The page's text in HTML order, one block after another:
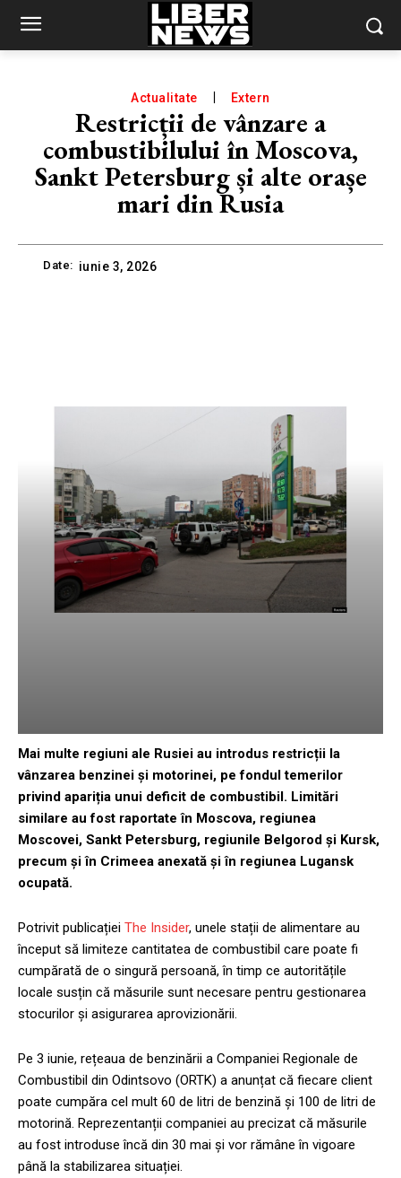
Actualitate Extern
Restricții de vânzare a
combustibilului în Moscova,
Sankt Petersburg și alte orașe
mari din Rusia
Date: iunie 3, 2026
Mai multe regiuni ale Rusiei au introdus restricții la
vânzarea benzinei și motorinei, pe fondul temerilor
privind apariția unui deficit de combustibil. Limitări
similare au fost raportate în Moscova, regiunea
Moscovei, Sankt Petersburg, regiunile Belgorod și Kursk,
precum și în Crimeea anexată și în regiunea Lugansk
ocupată.
Potrivit publicației The Insider, unele stații de alimentare au
început să limiteze cantitatea de combustibil care poate fi
cumpărată de o singură persoană, în timp ce autoritățile
locale susțin că măsurile sunt necesare pentru gestionarea
stocurilor și asigurarea aprovizionării.
Pe 3 iunie, rețeaua de benzinării a Companiei Regionale de
Combustibil din Odintsovo (ORTK) a anunțat că fiecare client
poate cumpăra cel mult 60 de litri de benzină și 100 de litri de
motorină. Reprezentanții companiei au precizat că măsurile
au fost introduse încă din 30 mai și vor rămâne în vigoare
până la stabilizarea situației.